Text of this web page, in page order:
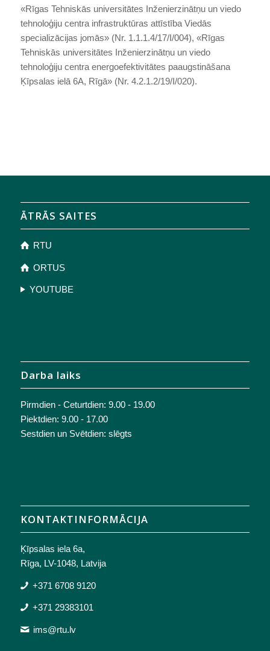
«Rīgas Tehniskās universitātes Inženierzinātņu un viedo
tehnoloģiju centra infrastruktūras attīstība Viedās
specializācijas jomās» (Nr. 1.1.1.4/17/I/004), «Rīgas
Tehniskās universitātes Inženierzinātņu un viedo
tehnoloģiju centra energoefektivitātes paaugstināšana
Ķīpsalas ielā 6A, Rīgā» (Nr. 4.2.1.2/19/I/020).
ĀTRĀS SAITES
RTU
ORTUS
YOUTUBE
Darba laiks
Pirmdien - Ceturtdien: 9.00 - 19.00
Piektdien: 9.00 - 17.00
Sestdien un Svētdien: slēgts
KONTAKTINFORMĀCIJA
Ķīpsalas iela 6a,
Rīga, LV-1048, Latvija
+371 6708 9120
+371 29383101
ims@rtu.lv